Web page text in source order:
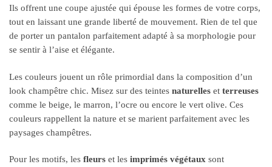
Ils offrent une coupe ajustée qui épouse les formes de votre corps,
tout en laissant une grande liberté de mouvement. Rien de tel que
de porter un pantalon parfaitement adapté à sa morphologie pour
se sentir à l’aise et élégante.
Les couleurs jouent un rôle primordial dans la composition d’un
look champêtre chic. Misez sur des teintes naturelles et terreuses
comme le beige, le marron, l’ocre ou encore le vert olive. Ces
couleurs rappellent la nature et se marient parfaitement avec les
paysages champêtres.
Pour les motifs, les fleurs et les imprimés végétaux sont